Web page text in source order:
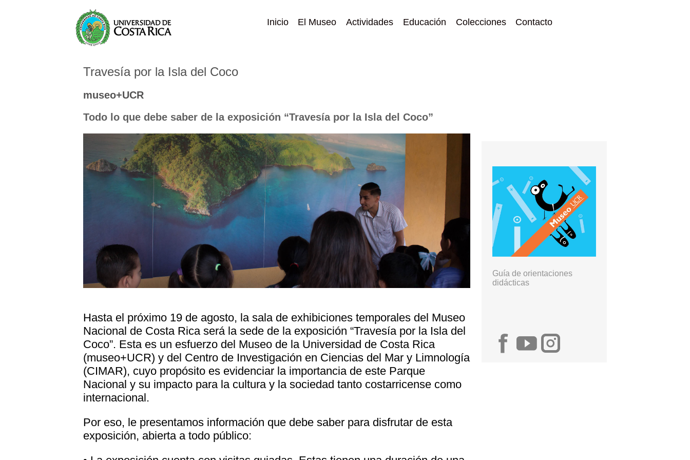
Inicio El Museo Actividades Educación Colecciones Contacto
Travesía por la Isla del Coco
museo+UCR
Todo lo que debe saber de la exposición “Travesía por la Isla del Coco”
Hasta el próximo 19 de agosto, la sala de exhibiciones temporales del Museo
Nacional de Costa Rica será la sede de la exposición “Travesía por la Isla del
Coco”. Esta es un esfuerzo del Museo de la Universidad de Costa Rica
(museo+UCR) y del Centro de Investigación en Ciencias del Mar y Limnología
(CIMAR), cuyo propósito es evidenciar la importancia de este Parque
Nacional y su impacto para la cultura y la sociedad tanto costarricense como
internacional.
Por eso, le presentamos información que debe saber para disfrutar de esta
exposición, abierta a todo público:
Guía de orientaciones
didácticas